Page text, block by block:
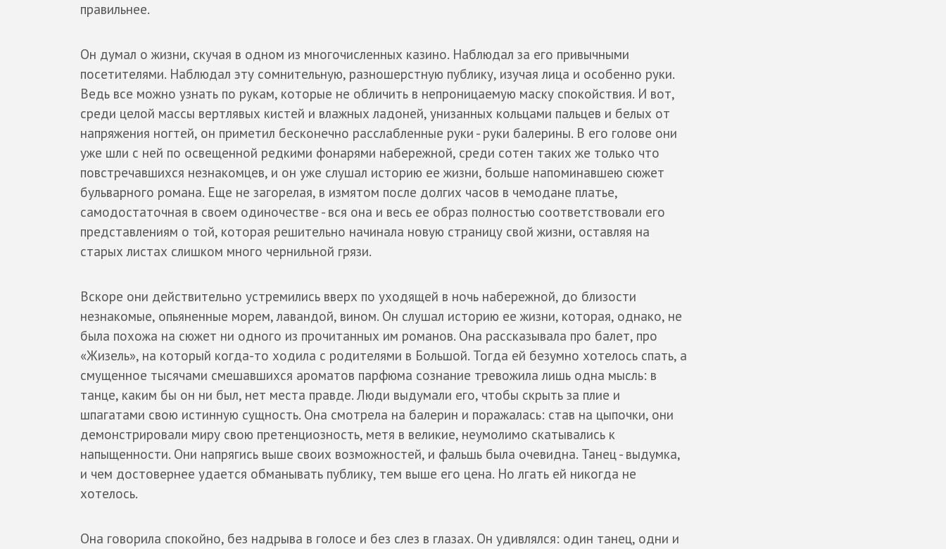
правильнее.
Он думал о жизни, скучая в одном из многочисленных казино. Наблюдал за его привычными
посетителями. Наблюдал эту сомнительную, разношерстную публику, изучая лица и особенно руки.
Ведь все можно узнать по рукам, которые не обличить в непроницаемую маску спокойствия. И вот,
среди целой массы вертлявых кистей и влажных ладоней, унизанных кольцами пальцев и белых от
напряжения ногтей, он приметил бесконечно расслабленные руки - руки балерины. В его голове они
уже шли с ней по освещенной редкими фонарями набережной, среди сотен таких же только что
повстречавшихся незнакомцев, и он уже слушал историю ее жизни, больше напоминавшею сюжет
бульварного романа. Еще не загорелая, в измятом после долгих часов в чемодане платье,
самодостаточная в своем одиночестве - вся она и весь ее образ полностью соответствовали его
представлениям о той, которая решительно начинала новую страницу свой жизни, оставляя на
старых листах слишком много чернильной грязи.
Вскоре они действительно устремились вверх по уходящей в ночь набережной, до близости
незнакомые, опьяненные морем, лавандой, вином. Он слушал историю ее жизни, которая, однако, не
была похожа на сюжет ни одного из прочитанных им романов. Она рассказывала про балет, про
«Жизель», на который когда-то ходила с родителями в Большой. Тогда ей безумно хотелось спать, а
смущенное тысячами смешавшихся ароматов парфюма сознание тревожила лишь одна мысль: в
танце, каким бы он ни был, нет места правде. Люди выдумали его, чтобы скрыть за плие и
шпагатами свою истинную сущность. Она смотрела на балерин и поражалась: став на цыпочки, они
демонстрировали миру свою претенциозность, метя в великие, неумолимо скатывались к
напыщенности. Они напрягись выше своих возможностей, и фальшь была очевидна. Танец - выдумка,
и чем достовернее удается обманывать публику, тем выше его цена. Но лгать ей никогда не
хотелось.
Она говорила спокойно, без надрыва в голосе и без слез в глазах. Он удивлялся: один танец, одни и